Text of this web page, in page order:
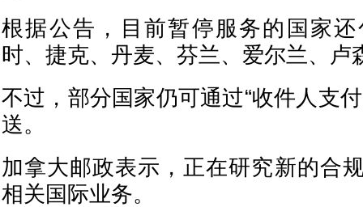
根据公告，目前暂停服务的国家
时、捷克、丹麦、芬兰、爱尔兰、卢
不过，部分国家仍可通过“收件人支
送。
加拿大邮政表示，正在研究新的合
相关国际业务。